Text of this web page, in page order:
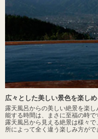
広々とした美しい景色を楽しめ
露天風呂からの美しい絶景を楽
能する時間は、まさに至福の時で
露天風呂から見える絶景は様々
所によって全く違う楽しみ方がで